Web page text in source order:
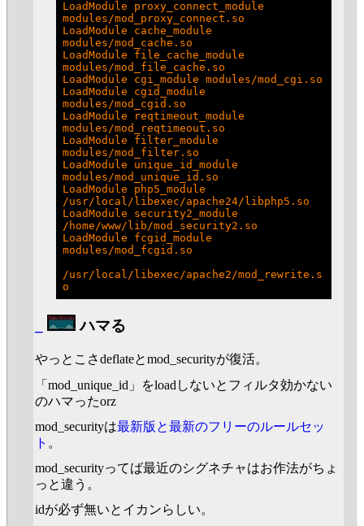
LoadModule proxy_connect_module
modules/mod_proxy_connect.so
LoadModule cache_module
modules/mod_cache.so
LoadModule file_cache_module
modules/mod_file_cache.so
LoadModule cgi_module modules/mod_cgi.so
LoadModule cgid_module
modules/mod_cgid.so
LoadModule reqtimeout_module
modules/mod_reqtimeout.so
LoadModule filter_module
modules/mod_filter.so
LoadModule unique_id_module
modules/mod_unique_id.so
LoadModule php5_module
/usr/local/libexec/apache24/libphp5.so
LoadModule security2_module
/home/www/lib/mod_security2.so
LoadModule fcgid_module
modules/mod_fcgid.so
/usr/local/libexec/apache2/mod_rewrite.s
ハマる
やっとこさdeflateとmod_securityが復活。
「mod_unique_id」をloadしないとフィルタ効かない
のハマったorz
mod_securityは最新版と最新のフリーのルールセッ
ト 。
mod_securityってば最近のシグネチャはお作法がちょ
っと違う。
idが必ず無いとイカンらしい。